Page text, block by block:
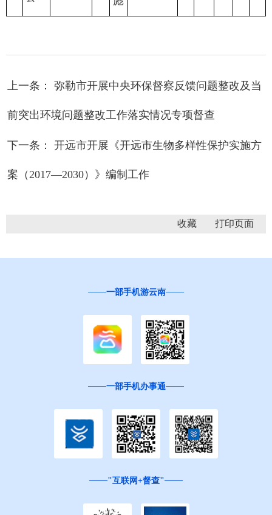
上一条： 弥勒市开展中央环保督察反馈问题整改及当
前突出环境问题整改工作落实情况专项督查
下一条： 开远市开展《开远市生物多样性保护实施方
案（2017—2030）》编制工作
收藏
一部手机游云南
一部手机办事通
"互联网+督查"